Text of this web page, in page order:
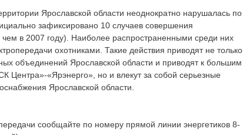
Ярославской области неоднократно нарушалась по
зафиксировано 10 случаев совершения
в 2007 году). Наиболее распространенными среди них
охотниками. Такие действия приводят не только
объединений Ярославской области и приводят к большим
«Ярэнерго», но и влекут за собой серьезные
Ярославской области.
сообщайте по номеру прямой линии энергетиков 8-